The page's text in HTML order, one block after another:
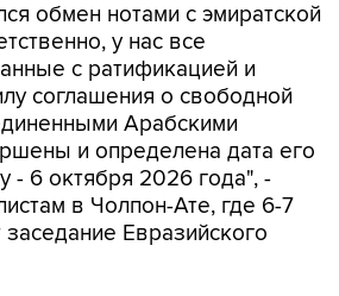
обмен нотами с эмиратской
у нас все
с ратификацией и
соглашения о свободной
Арабскими
и определена дата его
- 6 октября 2026 года", -
в Чолпон-Ате, где 6-7
заседание Евразийского